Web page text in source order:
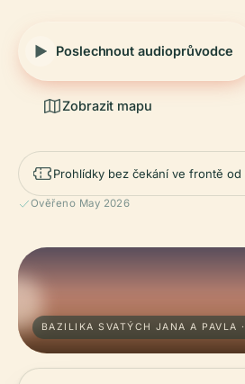
Poslechnout audioprůvodce
Zobrazit mapu
Prohlídky bez čekání ve frontě od
Ověřeno May 2026
BAZILIKA SVATÝCH JANA A PAVLA